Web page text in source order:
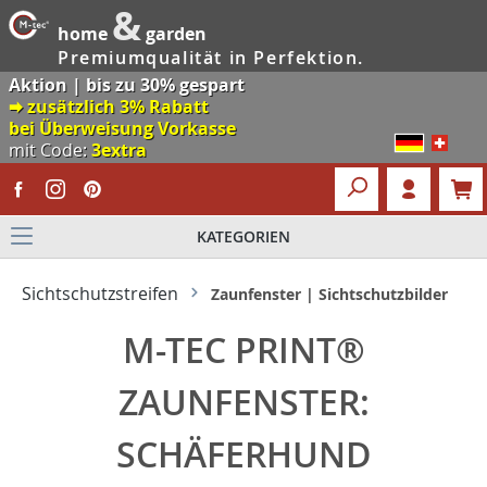
home &garden
Premiumqualität in Perfektion.
Aktion | bis zu 30% gespart
🠮 zusätzlich 3% Rabatt
bei Überweisung Vorkasse
mit Code:3extra
KATEGORIEN
Sichtschutzstreifen Zaunfenster | Sichtschutzbilder
M-TEC PRINT®
ZAUNFENSTER:
SCHÄFERHUND